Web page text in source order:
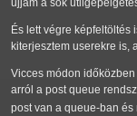
ujjam a sok
És lett végre
kiterjesztem userekre is,
Vicces módon
arról a post queue
post van a queue-ban